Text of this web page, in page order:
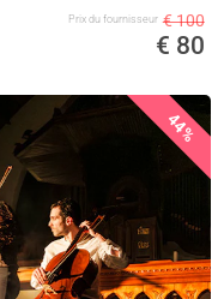
Prix ​​du fournisseur € 100
€ 80
44%